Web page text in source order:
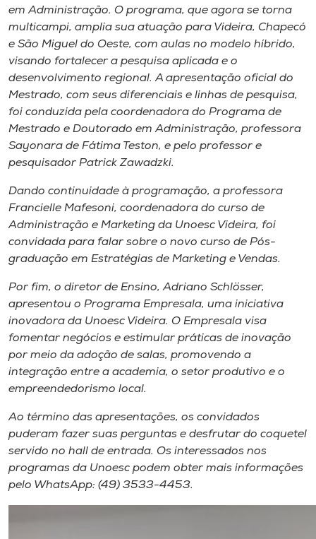
em Administração. O programa, que agora se torna
multicampi, amplia sua atuação para Videira, Chapecó
e São Miguel do Oeste, com aulas no modelo híbrido,
visando fortalecer a pesquisa aplicada e o
desenvolvimento regional. A apresentação oficial do
Mestrado, com seus diferenciais e linhas de pesquisa,
foi conduzida pela coordenadora do Programa de
Mestrado e Doutorado em Administração, professora
Sayonara de Fátima Teston, e pelo professor e
pesquisador Patrick Zawadzki.
Dando continuidade à programação, a professora
Francielle Mafesoni, coordenadora do curso de
Administração e Marketing da Unoesc Videira, foi
convidada para falar sobre o novo curso de Pós-
graduação em Estratégias de Marketing e Vendas.
Por fim, o diretor de Ensino, Adriano Schlösser,
apresentou o Programa Empresala, uma iniciativa
inovadora da Unoesc Videira. O Empresala visa
fomentar negócios e estimular práticas de inovação
por meio da adoção de salas, promovendo a
integração entre a academia, o setor produtivo e o
empreendedorismo local.
Ao término das apresentações, os convidados
puderam fazer suas perguntas e desfrutar do coquetel
servido no hall de entrada. Os interessados nos
programas da Unoesc podem obter mais informações
pelo WhatsApp: (49) 3533-4453.